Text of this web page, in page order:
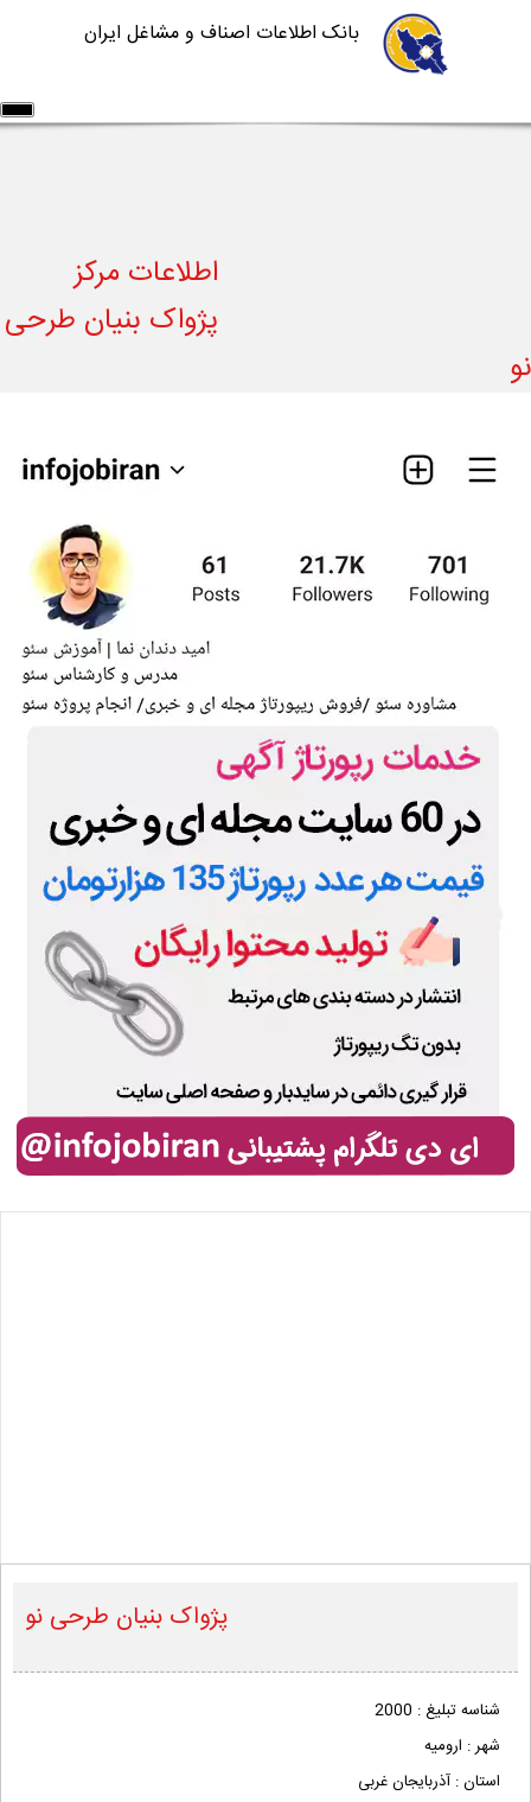
بانک اطلاعات اصناف و مشاغل ایران
اطلاعات مرکز
پژواک بنیان طرحی
نو
پژواک بنیان طرحی نو
شناسه تبلیغ : 2000
شهر : ارومیه
استان : آذربایجان غربی